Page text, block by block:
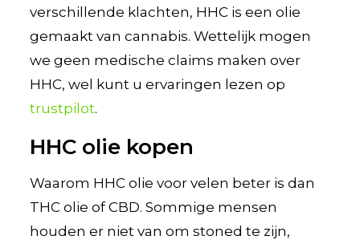
verschillende klachten, HHC is een olie
gemaakt van cannabis. Wettelijk mogen
we geen medische claims maken over
HHC, wel kunt u ervaringen lezen op
trustpilot.
HHC olie kopen
Waarom HHC olie voor velen beter is dan
THC olie of CBD. Sommige mensen
houden er niet van om stoned te zijn,